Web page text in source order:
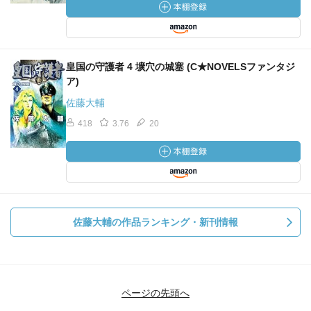
皇国の守護者 4 壙穴の城塞 (C★NOVELSファンタジ
ア)
佐藤大輔
418 3.76 20
佐藤大輔の作品ランキング・新刊情報
ページの先頭へ